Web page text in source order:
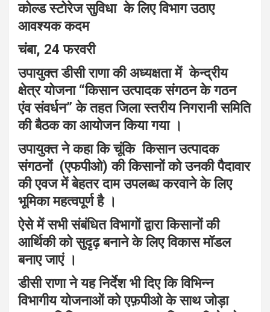
कोल्ड स्टोरेज सुविधा के लिए विभाग उठाए
आवश्यक कदम
चंबा, 24 फरवरी
उपायुक्त डीसी राणा की अध्यक्षता में केन्द्रीय
क्षेत्र योजना “किसान उत्पादक संगठन के गठन
एंव संवर्धन” के तहत जिला स्तरीय निगरानी समिति
की बैठक का आयोजन किया गया ।
उपायुक्त ने कहा कि चूंकि किसान उत्पादक
संगठनों (एफपीओ) की किसानों को उनकी पैदावार
की एवज में बेहतर दाम उपलब्ध करवाने के लिए
भूमिका महत्वपूर्ण है ।
ऐसे में सभी संबंधित विभागों द्वारा किसानों की
आर्थिकी को सुदृढ़ बनाने के लिए विकास मॉडल
बनाए जाएं ।
डीसी राणा ने यह निर्देश भी दिए कि विभिन्न
विभागीय योजनाओं को एफ़पीओ के साथ जोड़ा